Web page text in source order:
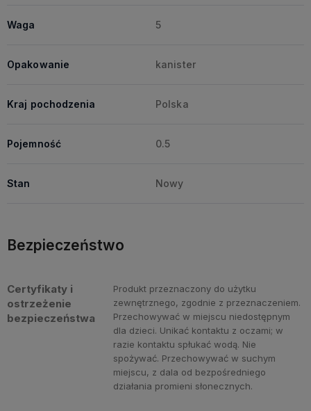
Waga 5
Opakowanie kanister
Kraj pochodzenia Polska
Pojemność 0.5
Stan Nowy
Bezpieczeństwo
Certyfikaty i
ostrzeżenie
bezpieczeństwa
Produkt przeznaczony do użytku
zewnętrznego, zgodnie z przeznaczeniem.
Przechowywać w miejscu niedostępnym
dla dzieci. Unikać kontaktu z oczami; w
razie kontaktu spłukać wodą. Nie
spożywać. Przechowywać w suchym
miejscu, z dala od bezpośredniego
działania promieni słonecznych.